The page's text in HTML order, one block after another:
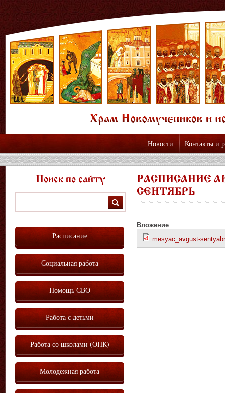
Новости Контакты и
РАСПИСАНИЕ
СЕНТЯБРЬ
Вложение
mesyac_avgust-
Поиск по сайту
Расписание
Социальная работа
Помощь СВО
Работа с детьми
Работа со школами (ОПК)
Молодежная работа